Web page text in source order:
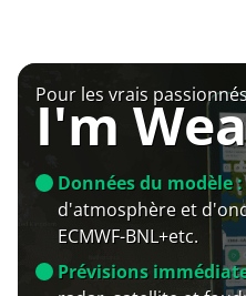
Pour les vrais
I'm
Données du modèle :
d'atmosphère et
ECMWF-BNL+etc.
Prévisions